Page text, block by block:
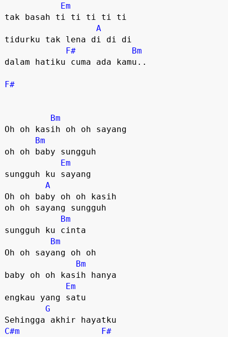
Em
tak basah ti ti ti ti ti
A
tidurku tak lena di di di
F#
Bm
dalam hatiku cuma ada kamu..
F#
Bm
Oh oh kasih oh oh sayang
Bm
oh oh baby sungguh
Em
sungguh ku sayang
A
Oh oh baby oh oh kasih
oh oh sayang sungguh
Bm
sungguh ku cinta
Bm
Oh oh sayang oh oh
Bm
baby oh oh kasih hanya
Em
engkau yang satu
G
C#m
F#